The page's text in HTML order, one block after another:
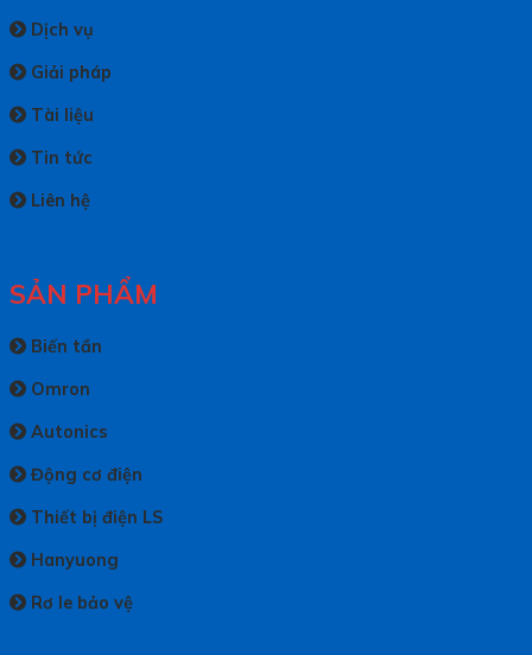
Dịch vụ
Giải pháp
Tài liệu
Tin tức
Liên hệ
SẢN PHẨM
Biến tần
Omron
Autonics
Động cơ điện
Thiết bị điện LS
Hanyuong
Rơ le bảo vệ